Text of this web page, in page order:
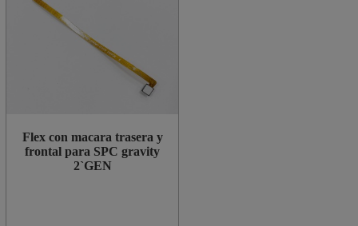
Flex con macara trasera y
frontal para SPC gravity
2`GEN